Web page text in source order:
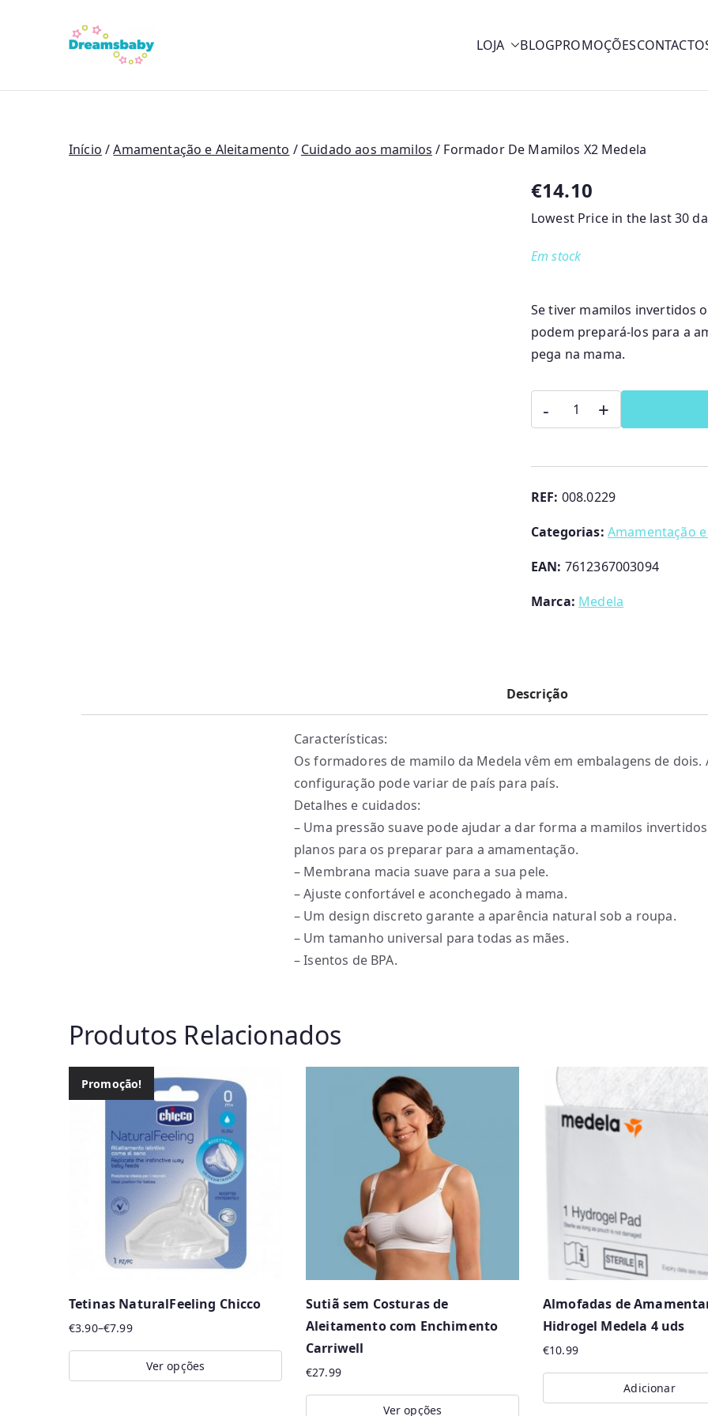
LOJA BLOGPROMOÇÕES
Início /Amamentação e Aleitamento / Cuidado aos mamilos / Formador De Mamilos X2 Medela
€14.10
Lowest Price in the last 30
Se tiver mamilos invertidos
podem prepará-los para a
pega na mama.
Em stock
-
Quantidade
de
De
Mamilos
Medela
+
REF: 008.0229
Categorias: Amamentação
EAN: 7612367003094
Marca: Medela
Descrição
Características:
Os formadores de mamilo da Medela vêm em embalagens de dois.
configuração pode variar de país para país.
Detalhes e cuidados:
– Uma pressão suave pode ajudar a dar forma a mamilos
planos para os preparar para a amamentação.
– Membrana macia suave para a sua pele.
– Ajuste confortável e aconchegado à mama.
– Um design discreto garante a aparência natural sob a roupa.
– Um tamanho universal para todas as mães.
– Isentos de BPA.
Produtos Relacionados
Promoção!
Tetinas NaturalFeeling Chicco
€3.90–€7.99
Price
range:
€3.90
Ver opções
Sutiã sem Costuras de
Aleitamento com Enchimento
Carriwell
€27.99
Ver opções
Almofadas de
Hidrogel Medela 4 uds
€10.99
Adicionar